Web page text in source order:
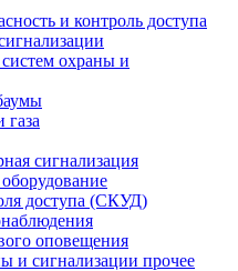
и контроль доступа
охраны и
газа
сигнализация
доступа (СКУД)
оповещения
и сигнализации прочее